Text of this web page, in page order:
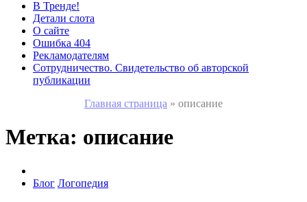
В Тренде!
Детали слота
О сайте
Ошибка 404
Рекламодателям
Сотрудничество. Свидетельство об авторской
публикации
Главная страница » описание
Метка: описание
Блог Логопедия